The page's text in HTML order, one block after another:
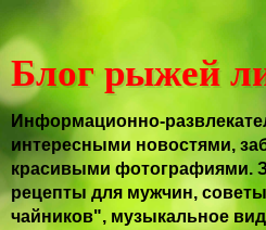
Блог рыжей
Информационно-
интересными новостями,
красивыми фотографиями.
рецепты для мужчин,
чайников", музыкальное